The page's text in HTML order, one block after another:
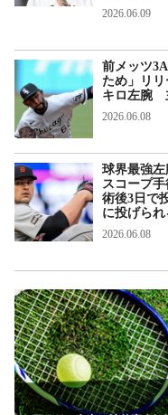
2026.06.09
前メッツ
ため」リ
キロ左腕
2026.06.08
球界最強
スコープ
術後3日で
に投げられ
2026.06.08